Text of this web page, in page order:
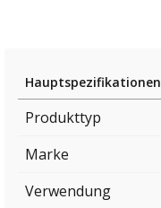
Hauptspezifikationen
Produkttyp
Marke
Verwendung